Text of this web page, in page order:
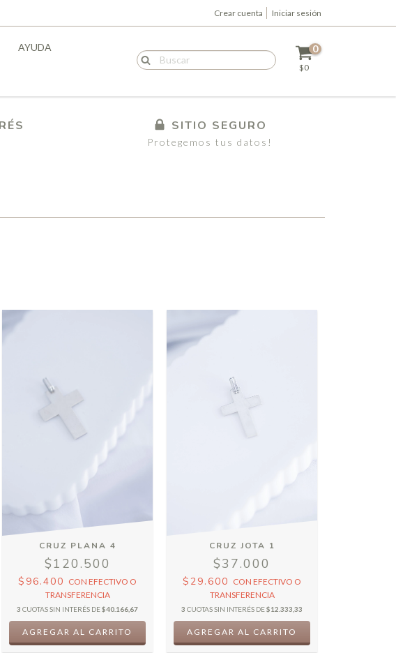
Crear cuenta Iniciar sesión
AYUDA 0
$0
SITIO SEGURO
Protegemos tus datos!
CRUZ PLANA 4
$120.500
$96.400 CON EFECTIVO O
TRANSFERENCIA
3 CUOTAS SIN INTERÉS DE$40.166,67
CRUZ JOTA 1
$37.000
$29.600 CON EFECTIVO O
TRANSFERENCIA
3 CUOTAS SIN INTERÉS DE$12.333,33